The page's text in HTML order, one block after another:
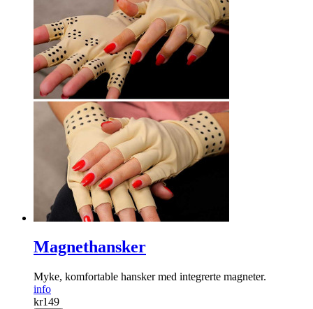
Magnethansker
Myke, komfortable hansker med integrerte magneter.
info
kr149